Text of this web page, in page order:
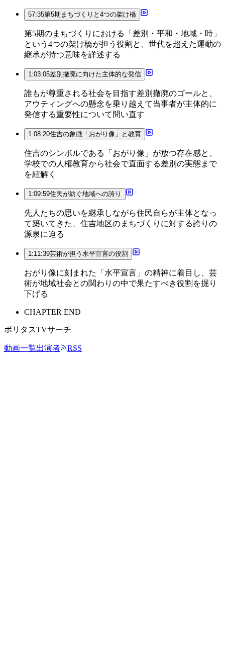
57:35第5期まちづくりと4つの架け橋
第5期のまちづくりにおける「差別・平和・地域・時」
という4つの架け橋が担う役割と、世代を超えた運動の
継承が持つ意味を詳述する
1:03:05差別撤廃に向けた主体的な発信
誰もが尊重される社会を目指す差別撤廃のゴールと、
アウティングへの懸念を乗り越えて当事者が主体的に
発信する重要性について問い直す
1:08:20住吉の象徴「おがり像」と教育
住吉のシンボルである「おがり像」が放つ存在感と、
学校での人権教育から社会で直面する差別の実態まで
を紐解く
1:09:59住民が紡ぐ地域への誇り
先人たちの思いを継承しながら住民自らが主体となっ
て築いてきた、住吉地区のまちづくりに対する誇りの
源泉に迫る
1:11:39芸術が担う水平宣言の役割
おがり像に刻まれた「水平宣言」の精神に着目し、芸
術が地域社会との関わりの中で果たすべき役割を掘り
下げる
CHAPTER END
ポリタスTVサーチ
動画一覧出演者 RSS